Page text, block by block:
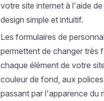
votre site internet à l'aide
design simple et intuitif.
Les formulaires de
permettent de changer très
chaque élément de votre
couleur de fond, aux
passant par l'apparence du